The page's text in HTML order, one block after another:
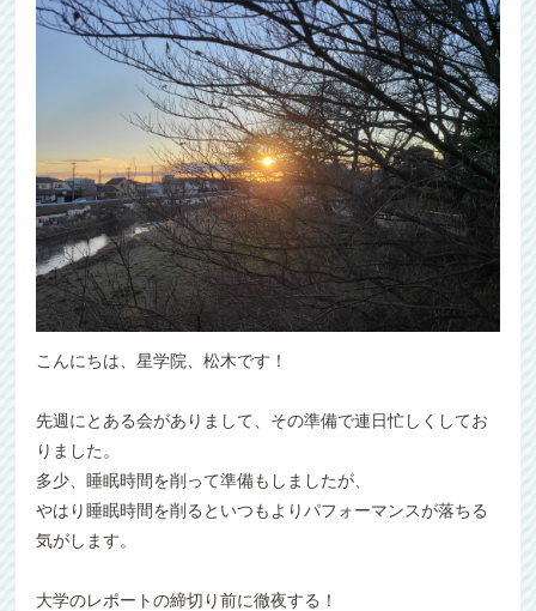
こんにちは、星学院、松木です！
先週にとある会がありまして、その準備で連日忙しくしてお
りました。
多少、睡眠時間を削って準備もしましたが、
やはり睡眠時間を削るといつもよりパフォーマンスが落ちる
気がします。
大学のレポートの締切り前に徹夜する！